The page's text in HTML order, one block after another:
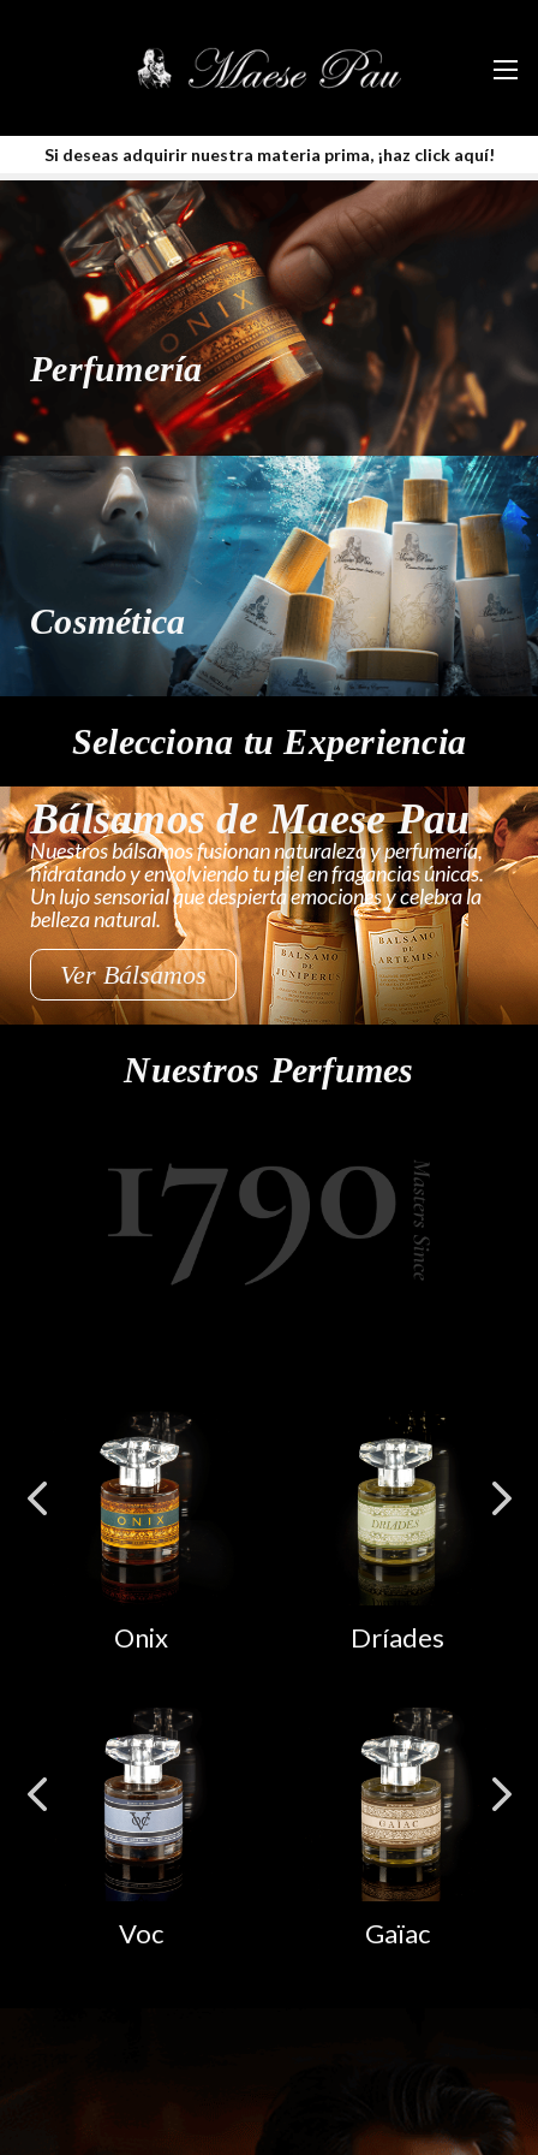
Si deseas adquirir nuestra materia prima, ¡haz click aquí!
más
Perfumería
Cosmética
Selecciona tu Experiencia
Bálsamos de Maese Pau
Nuestros bálsamos fusionan naturaleza y perfumería,
hidratando y envolviendo tu piel en fragancias únicas.
Un lujo sensorial que despierta emociones y celebra la
belleza natural.
Ver Bálsamos
Nuestros Perfumes
Onix Dríades
Voc Gaïac